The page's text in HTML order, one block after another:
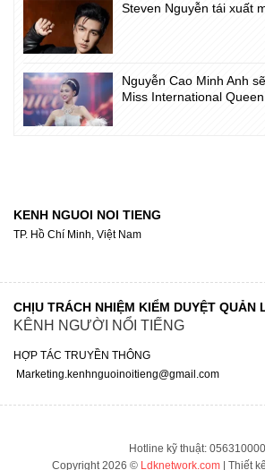
Steven Nguyễn tái xuất
Nguyễn Cao Minh Anh
Miss International
KENH NGUOI NOI TIENG
TP. Hồ Chí Minh, Việt Nam
CHỊU TRÁCH NHIỆM KIỂM DUYỆT QUẢN
KÊNH NGƯỜI NỔI TIẾNG
HỢP TÁC TRUYỀN THÔNG
Marketing.kenhnguoinoitieng@gmail.com
Hotline kỹ thuật:
Copyright 2026 © Ldknetwork.com | Thiết